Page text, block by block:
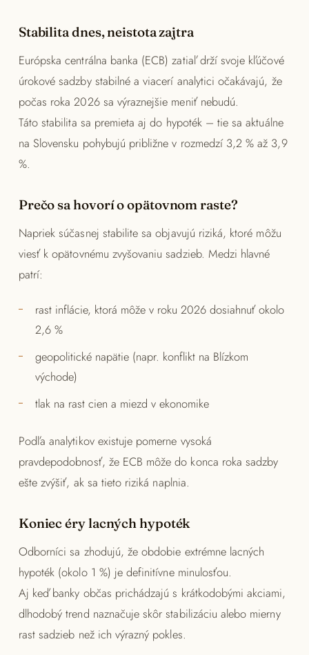
Stabilita dnes, neistota zajtra
Európska centrálna banka (ECB) zatiaľ drží svoje kľúčové
úrokové sadzby stabilné a viacerí analytici očakávajú, že
počas roka 2026 sa výraznejšie meniť nebudú.
Táto stabilita sa premieta aj do hypoték – tie sa aktuálne
na Slovensku pohybujú približne v rozmedzí 3,2 % až 3,9
%.
Prečo sa hovorí o opätovnom raste?
Napriek súčasnej stabilite sa objavujú riziká, ktoré môžu
viesť k opätovnému zvyšovaniu sadzieb. Medzi hlavné
patrí:
rast inflácie, ktorá môže v roku 2026 dosiahnuť okolo
2,6 %
geopolitické napätie (napr. konflikt na Blízkom
východe)
tlak na rast cien a miezd v ekonomike
Podľa analytikov existuje pomerne vysoká
pravdepodobnosť, že ECB môže do konca roka sadzby
ešte zvýšiť, ak sa tieto riziká naplnia.
Koniec éry lacných hypoték
Odborníci sa zhodujú, že obdobie extrémne lacných
hypoték (okolo 1 %) je definitívne minulosťou.
Aj keď banky občas prichádzajú s krátkodobými akciami,
dlhodobý trend naznačuje skôr stabilizáciu alebo mierny
rast sadzieb než ich výrazný pokles.